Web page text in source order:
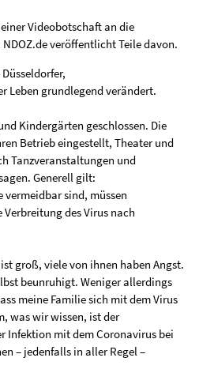
Videobotschaft an die
veröffentlicht Teile davon.
Leben grundlegend verändert.
Kindergärten geschlossen. Die
Betrieb eingestellt, Theater und
Tanzveranstaltungen und
Generell gilt:
vermeidbar sind, müssen
des Virus nach
groß, viele von ihnen haben Angst.
beunruhigt. Weniger allerdings
meine Familie sich mit dem Virus
was wir wissen, ist der
Infektion mit dem Coronavirus bei
– jedenfalls in aller Regel –